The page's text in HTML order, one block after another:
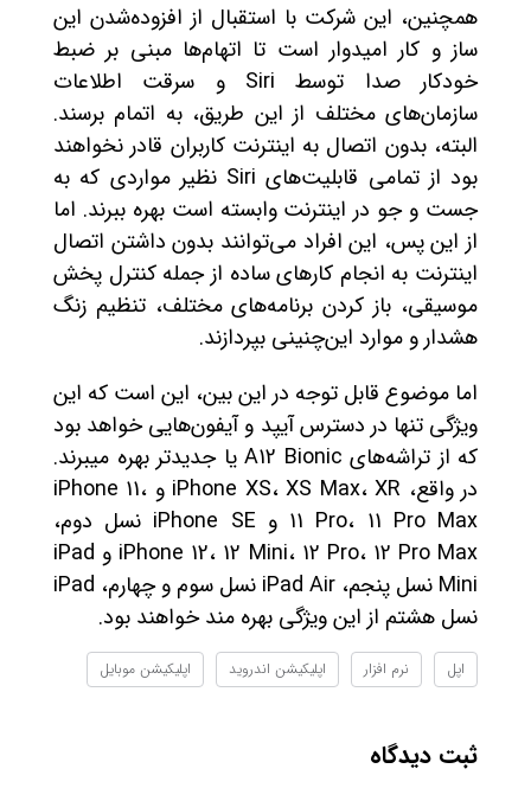
همچنین، این شرکت با استقبال از افزوده‌شدن این
ساز و کار امیدوار است تا اتهام‌ها مبنی بر ضبط
خودکار صدا توسط Siri و سرقت اطلاعات
سازمان‌های مختلف از این طریق، به اتمام برسند.
البته، بدون اتصال به اینترنت کاربران قادر نخواهند
بود از تمامی قابلیت‌های Siri نظیر مواردی که به
جست و جو در اینترنت وابسته است بهره ببرند. اما
از این پس، این افراد می‌توانند بدون داشتن اتصال
اینترنت به انجام کارهای ساده از جمله کنترل پخش
موسیقی، باز کردن برنامه‌های مختلف، تنظیم زنگ
هشدار و موارد این‌چنینی بپردازند.
اما موضوع قابل توجه در این بین، این است که این
ویژگی تنها در دسترس آیپد و آیفون‌هایی خواهد بود
که از تراشه‌های A12 Bionic یا جدیدتر بهره میبرند.
در واقع، iPhone XS، XS Max، XR و iPhone 11،
11 Pro، 11 Pro Max و iPhone SE نسل دوم،
iPhone 12، 12 Mini، 12 Pro، 12 Pro Max و iPad
Mini نسل پنجم، iPad Air نسل سوم و چهارم، iPad
نسل هشتم از این ویژگی بهره مند خواهند بود.
اپل نرم افزار اپلیکیشن اندروید اپلیکیشن موبایل
ثبت دیدگاه